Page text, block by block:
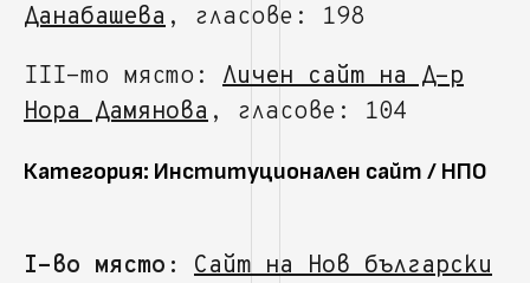
Данабашева, гласове: 198
III-то място: Личен сайт на Д-р
Нора Дамянова, гласове: 104
Категория: Институционален сайт / НПО
I-во място: Сайт на Нов български